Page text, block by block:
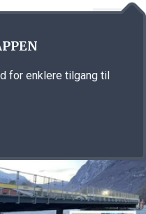
for enklere tilgang til